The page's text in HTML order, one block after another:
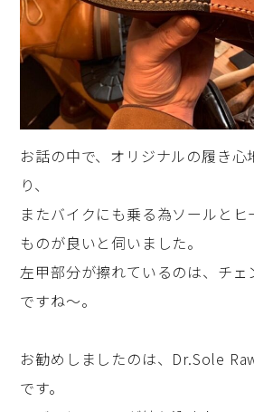
お話の中で、オリジナルの履き心
り、
またバイクにも乗る為ソールと
ものが良いと伺いました。
左甲部分が擦れているのは、チ
ですね～。
お勧めしましたのは、Dr.Sole
です。